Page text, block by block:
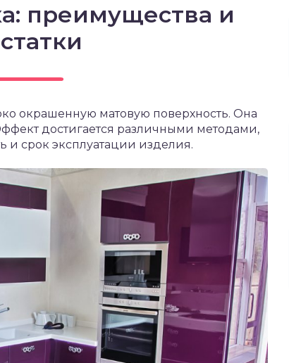
преимущества и
окрашенную матовую поверхность. Она
достигается различными методами,
и срок эксплуатации изделия.